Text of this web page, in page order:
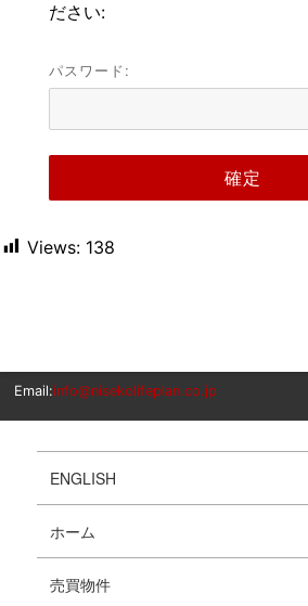
ださい:
パスワード:
Views: 138
Email:info@nisekolifeplan.co.jp
ENGLISH
ホーム
売買物件